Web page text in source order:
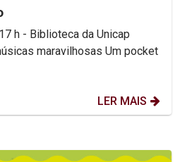
h - Biblioteca da Unicap
Um pocket
LER MAIS